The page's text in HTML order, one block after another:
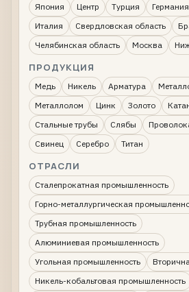
Япония
Центр Турция Германия
Италия
Свердловская область
Челябинская область
Москва
ПРОДУКЦИЯ
Медь Никель Арматура
Металлолом
Цинк Золото
Стальные трубы
Слябы
Свинец
Серебро Титан
ОТРАСЛИ
Сталепрокатная промышленность
Горно-металлургическая
Трубная промышленность
Алюминиевая промышленность
Угольная промышленность
Никель-кобальтовая промышленность